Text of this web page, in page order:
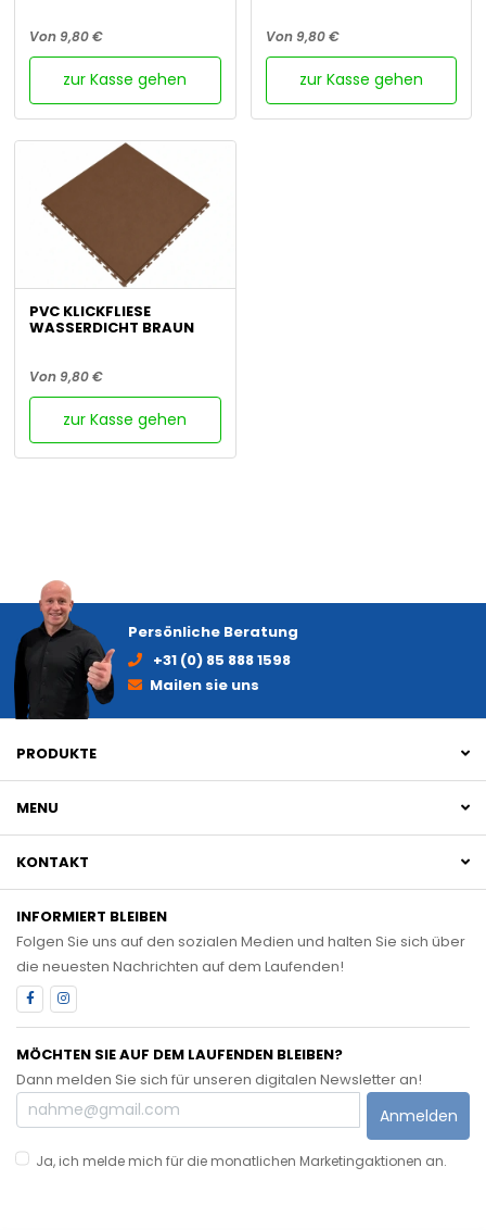
Von 9,80 €
zur Kasse gehen
Von 9,80 €
zur Kasse gehen
PVC KLICKFLIESE
WASSERDICHT BRAUN
Von 9,80 €
zur Kasse gehen
Persönliche Beratung
+31 (0) 85 888 1598
Mailen sie uns
PRODUKTE
MENU
KONTAKT
INFORMIERT BLEIBEN
Folgen Sie uns auf den sozialen Medien und halten Sie sich über
die neuesten Nachrichten auf dem Laufenden!
MÖCHTEN SIE AUF DEM LAUFENDEN BLEIBEN?
Dann melden Sie sich für unseren digitalen Newsletter an!
Anmelden
Ja, ich melde mich für die monatlichen Marketingaktionen an.